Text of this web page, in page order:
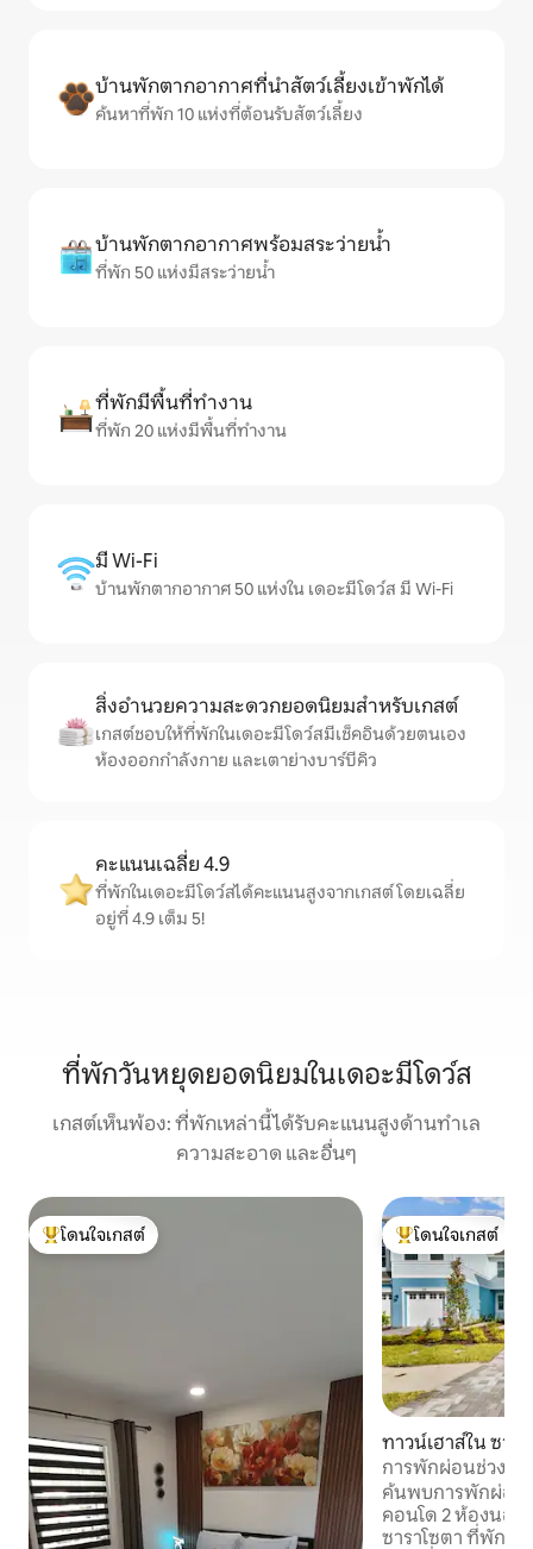
บ้านพักตากอากาศที่นำสัตว์เลี้ยงเข้าพักได้
ค้นหาที่พัก 10 แห่งที่ต้อนรับสัตว์เลี้ยง
บ้านพักตากอากาศพร้อมสระว่ายน้ำ
ที่พัก 50 แห่งมีสระว่ายน้ำ
ที่พักมีพื้นที่ทำงาน
ที่พัก 20 แห่งมีพื้นที่ทำงาน
มี Wi-Fi
บ้านพักตากอากาศ 50 แห่งใน เดอะมีโดว์ส มี Wi-Fi
สิ่งอำนวยความสะดวกยอดนิยมสำหรับเกสต์
เกสต์ชอบให้ที่พักในเดอะมีโดว์สมีเช็คอินด้วยตนเอง
ห้องออกกำลังกาย และเตาย่างบาร์บีคิว
คะแนนเฉลี่ย 4.9
ที่พักในเดอะมีโดว์สได้คะแนนสูงจากเกสต์ โดยเฉลี่ย
อยู่ที่ 4.9 เต็ม 5!
ที่พักวันหยุดยอดนิยมในเดอะมีโดว์ส
เกสต์เห็นพ้อง: ที่พักเหล่านี้ได้รับคะแนนสูงด้านทำเล
ความสะอาด และอื่นๆ
โดนใจเกสต์ที่สุด
โดนใจเกสต์
โดนใจเกสต์ที่สุด
โดนใจเกสต์
ทาวน์เฮาส์ใน ซารา
การพักผ่อนช่วงฤดู
การพักผ่อนสำหรั
ค้นพบการพักผ่อน
คอนโด 2 ห้องนอน
ซาราโซตา ที่พักส